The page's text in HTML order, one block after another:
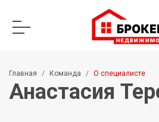
Главная Команда О специалисте
Анастасия